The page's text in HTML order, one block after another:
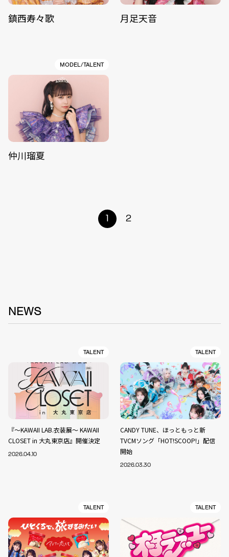
鎮西寿々歌 月足天音
MODEL/TALENT
仲川瑠夏
1 2
NEWS
TALENT
『～KAWAII LAB.衣装展～ KAWAII
CLOSET in 大丸東京店』開催決定
2026.04.10
TALENT
CANDY TUNE、ほっともっと新
TVCMソング「HOT!SCOOP!」配信
開始
2026.03.30
TALENT TALENT